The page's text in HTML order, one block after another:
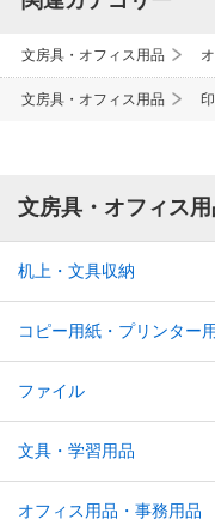
文房具・オフィス用品
文房具・オフィス用品
文房具・オフィス
机上・文具収納
コピー用紙・プリンター
ファイル
文具・学習用品
オフィス用品・事務用品